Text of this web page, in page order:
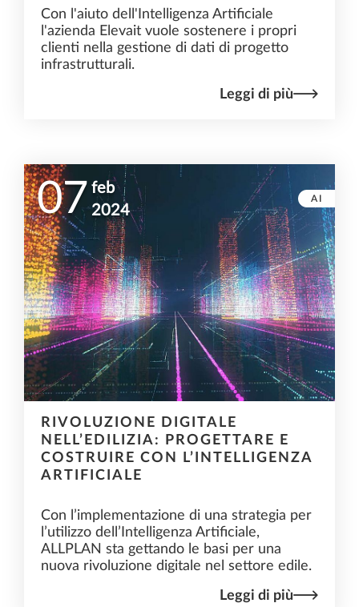
Con l'aiuto dell'Intelligenza Artificiale
l'azienda Elevait vuole sostenere i propri
clienti nella gestione di dati di progetto
infrastrutturali.
Leggi di più
07 feb
2024
AI
RIVOLUZIONE DIGITALE
NELL’EDILIZIA: PROGETTARE E
COSTRUIRE CON L’INTELLIGENZA
ARTIFICIALE
Con l’implementazione di una strategia per
l’utilizzo dell’Intelligenza Artificiale,
ALLPLAN sta gettando le basi per una
nuova rivoluzione digitale nel settore edile.
Leggi di più